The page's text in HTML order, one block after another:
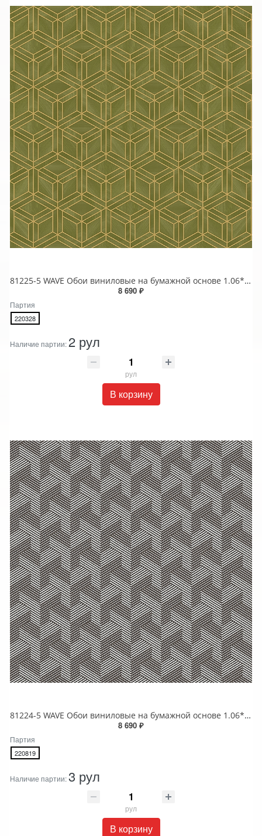
81225-5 WAVE Обои виниловые на бумажной основе 1.06*15.5
8 690 ₽
Партия
220328
Наличие партии: 2 рул
рул
В корзину
81224-5 WAVE Обои виниловые на бумажной основе 1.06*15.5
8 690 ₽
Партия
220819
Наличие партии:3 рул
рул
В корзину